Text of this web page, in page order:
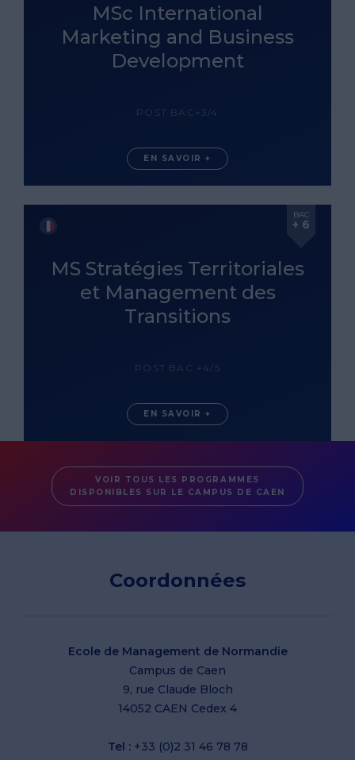
MSc International
Marketing and Business
Development
POST BAC+3/4
EN SAVOIR +
BAC
+ 6
MS Stratégies Territoriales
et Management des
Transitions
POST BAC +4/5
EN SAVOIR +
VOIR TOUS LES PROGRAMMES
DISPONIBLES SUR LE CAMPUS DE CAEN
Coordonnées
Ecole de Management de Normandie
Campus de Caen
9, rue Claude Bloch
14052 CAEN Cedex 4
Tel : +33 (0)2 31 46 78 78